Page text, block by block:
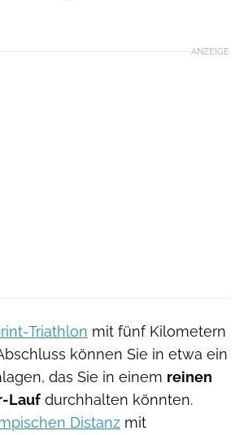
ANZEIGE
Triathlon mit fünf Kilometern
können Sie in etwa ein
das Sie in einem reinen
Lauf durchhalten könnten.
Distanz mit